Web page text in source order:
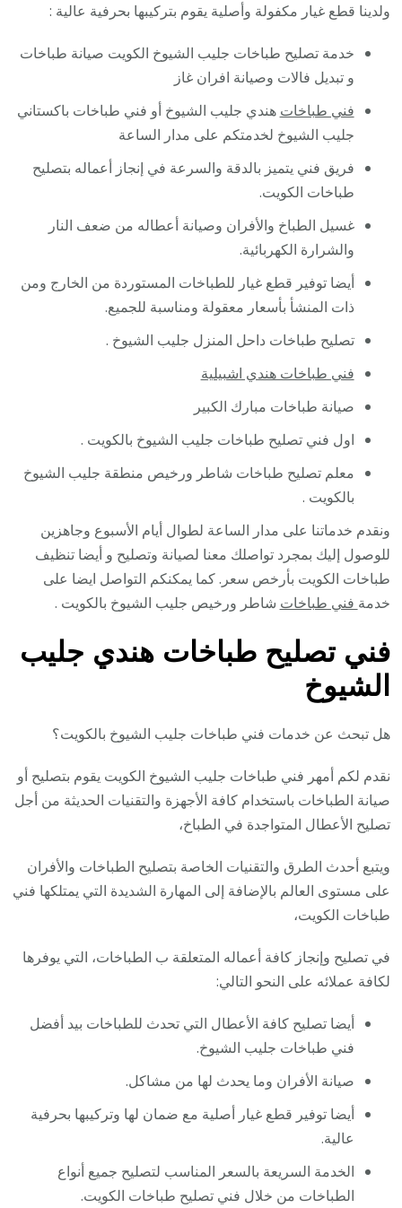
ولدينا قطع غيار مكفولة وأصلية يقوم بتركيبها بحرفية عالية :
خدمة تصليح طباخات جليب الشيوخ الكويت صيانة طباخات
و تبديل فالات وصيانة افران غاز
فني طباخات هندي جليب الشيوخ أو فني طباخات باكستاني
جليب الشيوخ لخدمتكم على مدار الساعة
فريق فني يتميز بالدقة والسرعة في إنجاز أعماله بتصليح
طباخات الكويت.
غسيل الطباخ والأفران وصيانة أعطاله من ضعف النار
والشرارة الكهربائية.
أيضا توفير قطع غيار للطباخات المستوردة من الخارج ومن
ذات المنشأ بأسعار معقولة ومناسبة للجميع.
تصليح طباخات داحل المنزل جليب الشيوخ .
فني طباخات هندي اشبيلية
صيانة طباخات مبارك الكبير
اول فني تصليح طباخات جليب الشيوخ بالكويت .
معلم تصليح طباخات شاطر ورخيص منطقة جليب الشيوخ
بالكويت .
ونقدم خدماتنا على مدار الساعة لطوال أيام الأسبوع وجاهزين
للوصول إليك بمجرد تواصلك معنا لصيانة وتصليح و أيضا تنظيف
طباخات الكويت بأرخص سعر. كما يمكنكم التواصل ايضا على
خدمة فني طباخات شاطر ورخيص جليب الشيوخ بالكويت .
فني تصليح طباخات هندي جليب
الشيوخ
هل تبحث عن خدمات فني طباخات جليب الشيوخ بالكويت؟
نقدم لكم أمهر فني طباخات جليب الشيوخ الكويت يقوم بتصليح أو
صيانة الطباخات باستخدام كافة الأجهزة والتقنيات الحديثة من أجل
تصليح الأعطال المتواجدة في الطباخ،
ويتبع أحدث الطرق والتقنيات الخاصة بتصليح الطباخات والأفران
على مستوى العالم بالإضافة إلى المهارة الشديدة التي يمتلكها فني
طباخات الكويت،
في تصليح وإنجاز كافة أعماله المتعلقة ب الطباخات، التي يوفرها
لكافة عملائه على النحو التالي:
أيضا تصليح كافة الأعطال التي تحدث للطباخات بيد أفضل
فني طباخات جليب الشيوخ.
صيانة الأفران وما يحدث لها من مشاكل.
أيضا توفير قطع غيار أصلية مع ضمان لها وتركيبها بحرفية
عالية.
الخدمة السريعة بالسعر المناسب لتصليح جميع أنواع
الطباخات من خلال فني تصليح طباخات الكويت.